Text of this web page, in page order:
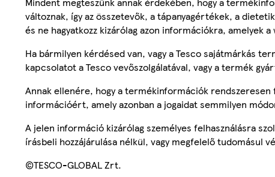
változnak, így az összetevők, a tápanyagértékek, a
és ne hagyatkozz kizárólag azon információkra, amelyek
Ha bármilyen kérdésed van, vagy a Tesco sajátmárkás
kapcsolatot a Tesco vevőszolgálatával, vagy a termék
Annak ellenére, hogy a termékinformációk
információért, amely azonban a jogaidat semmilyen
A jelen információ kizárólag személyes felhasználásra
írásbeli hozzájárulása nélkül, vagy megfelelő tudomásul
©TESCO-GLOBAL Zrt.